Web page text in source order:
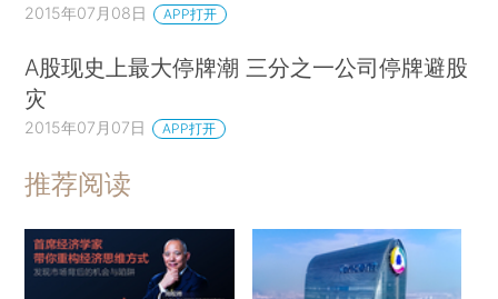
2015年07月08日 APP打开
A股现史上最大停牌潮 三分之一公司停牌避股
灾
2015年07月07日 APP打开
推荐阅读